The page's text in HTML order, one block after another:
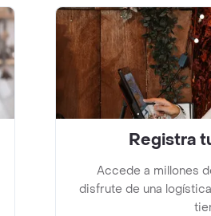
Registra
Accede a millones
disfrute de una